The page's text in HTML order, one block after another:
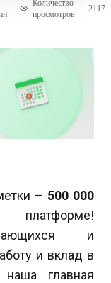
Количество
просмотров
2117
– 500 000
и
и вклад в
главная